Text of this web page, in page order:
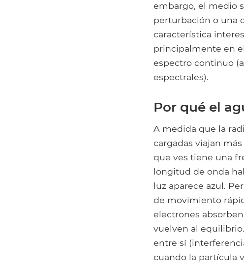
embargo, el medio
perturbación o una
característica
principalmente en
espectro continuo
espectrales).
Por qué el
A medida que la
cargadas viajan
que ves tiene una
longitud de onda
luz aparece azul.
de movimiento
electrones
vuelven al
entre sí
cuando la partícula